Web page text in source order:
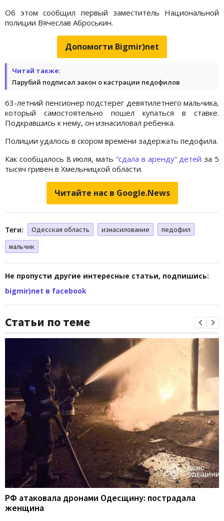
Об этом сообщил первый заместитель Национальной
полиции Вячеслав Аброськин.
Допомогти Bigmir)net
Читай также:
Парубий подписал закон о кастрации педофилов
63-летний пенсионер подстерег девятилетнего мальчика,
который самостоятельно пошел купаться в ставке.
Подкравшись к нему, он изнасиловал ребенка.
Полиции удалось в скором времени задержать педофила.
Как сообщалось 8 июля, мать “сдала в аренду“ детей за 5
тысяч гривен в Хмельницкой области.
Читайте нас в Google.News
Теги: Одесская область изнасилование
педофил
мальчик
Не пропусти другие интересные статьи, подпишись:
bigmir)net в facebook
Статьи по теме
РФ атаковала дронами Одесщину: пострадала
женщина